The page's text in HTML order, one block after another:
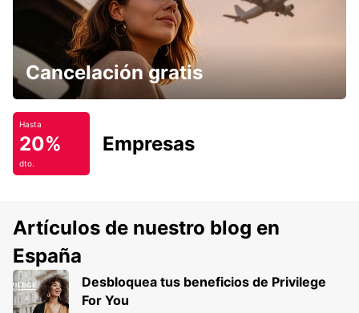
Cancelación gratis
Hasta
20%
dto.
Empresas
Artículos de nuestro blog en
España
Desbloquea tus beneficios de Privilege
For You